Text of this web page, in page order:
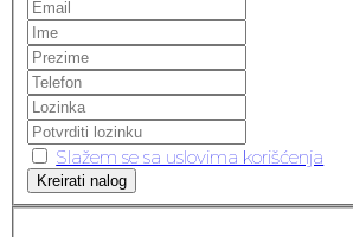
Slažem se sa uslovima korišćenja
Kreirati nalog